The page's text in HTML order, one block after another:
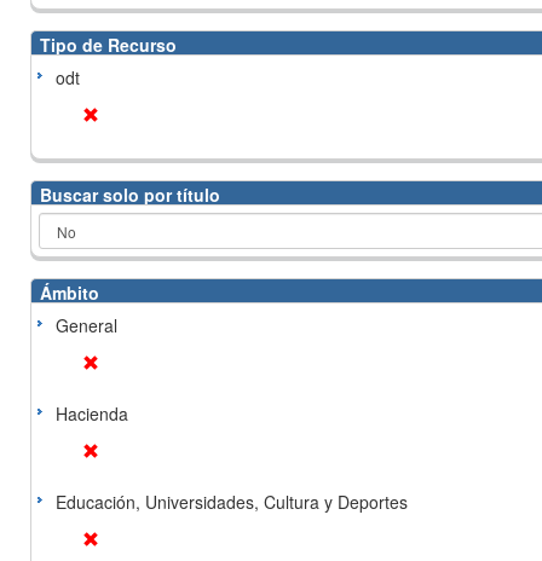
Tipo de Recurso
odt
Buscar solo por título
Ámbito
General
Hacienda
Educación, Universidades, Cultura y Deportes